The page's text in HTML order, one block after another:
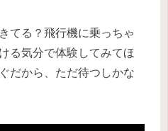
てる？飛行機に乗っちゃ
る気分で体験してみてほ
だから、ただ待つしかな